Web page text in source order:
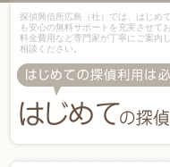
探偵興信所広島（社）では、はじめ
も安心の無料サポートを充実させて
料金費用など専門家が丁寧にご案内
相談ください。